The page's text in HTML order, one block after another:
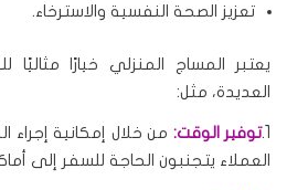
تعزيز الصحة النفسية والاسترخاء.
يعتبر المساج المنزلي خيارًا مثاليًا
العديدة، مثل:
1. توفير الوقت: من خلال إمكانية إجراء
العملاء يتجنبون الحاجة للسفر إلى